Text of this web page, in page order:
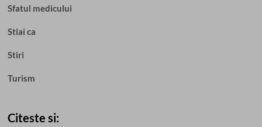
Sfatul medicului
Stiai ca
Stiri
Turism
Citeste si: